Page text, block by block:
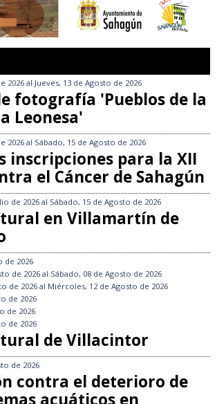
2026 al Jueves, 13 de Agosto de 2026
fotografía 'Pueblos de la
Leonesa'
2026 al Sábado, 15 de Agosto de 2026
inscripciones para la XII
el Cáncer de Sahagún
de 2026 al Sábado, 15 de Agosto de 2026
en Villamartín de
de 2026
de 2026 al Sábado, 08 de Agosto de 2026
de 2026al Miércoles, 12 de Agosto de 2026
de 2026
de 2026
de 2026
de Villacintor
de 2026
contra el deterioro de
acuáticos en